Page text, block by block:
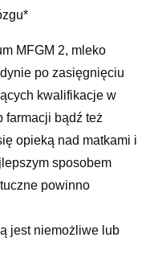
MFGM 2, mleko
po zasięgnięciu
kwalifikacje w
farmacji bądź też
opieką nad matkami i
sposobem
powinno
jest niemożliwe lub